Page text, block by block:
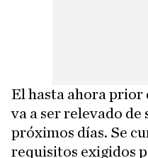
El hasta ahora prior
va a ser relevado de
próximos días. Se
requisitos exigidos